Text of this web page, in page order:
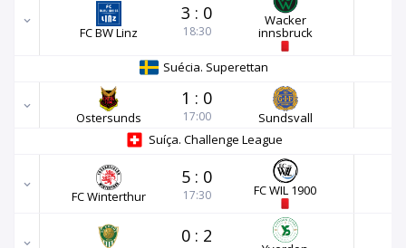
FC BW Linz
3 : 0
18:30
Wacker
innsbruck
Suécia. Superettan
Ostersunds
1 : 0
17:00
Sundsvall
Suíça. Challenge League
FC Winterthur
5 : 0
17:30 FC WIL 1900
0 : 2